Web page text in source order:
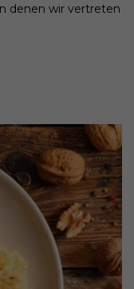
denen wir vertreten